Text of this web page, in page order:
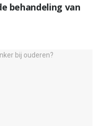
behandeling van